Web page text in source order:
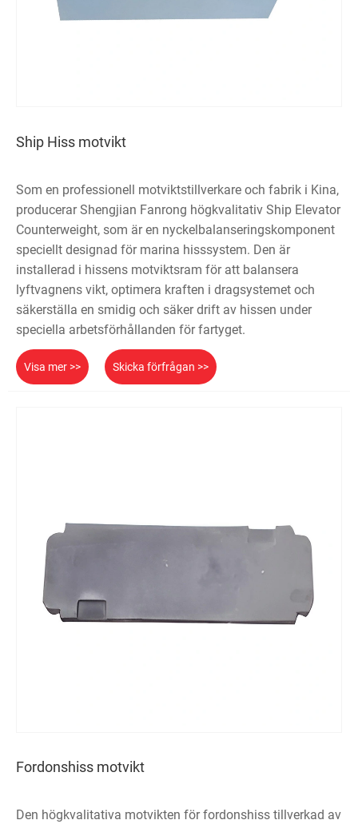
Ship Hiss motvikt
Som en professionell motviktstillverkare och fabrik i Kina,
producerar Shengjian Fanrong högkvalitativ Ship Elevator
Counterweight, som är en nyckelbalanseringskomponent
speciellt designad för marina hisssystem. Den är
installerad i hissens motviktsram för att balansera
lyftvagnens vikt, optimera kraften i dragsystemet och
säkerställa en smidig och säker drift av hissen under
speciella arbetsförhållanden för fartyget.
Visa mer >> Skicka förfrågan >>
Fordonshiss motvikt
Den högkvalitativa motvikten för fordonshiss tillverkad av